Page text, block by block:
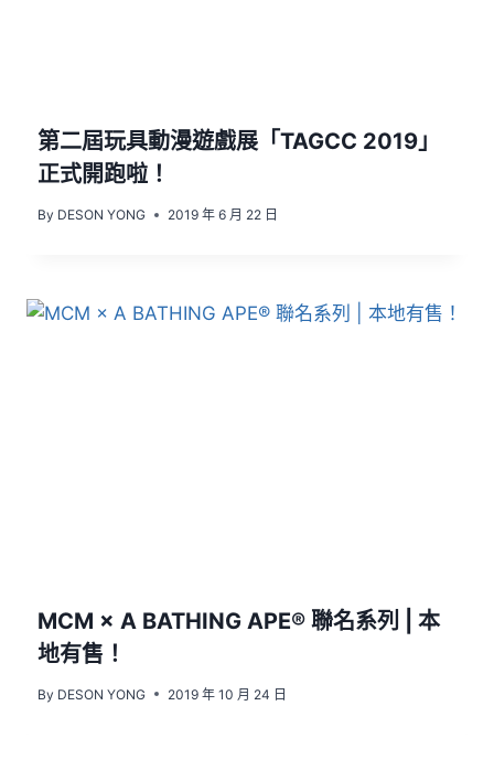
第二屆玩具動漫遊戲展「TAGCC 2019」
正式開跑啦！
By DESON YONG 2019 年 6 月 22 日
MCM × A BATHING APE® 聯名系列 | 本
地有售！
By DESON YONG 2019 年 10 月 24 日